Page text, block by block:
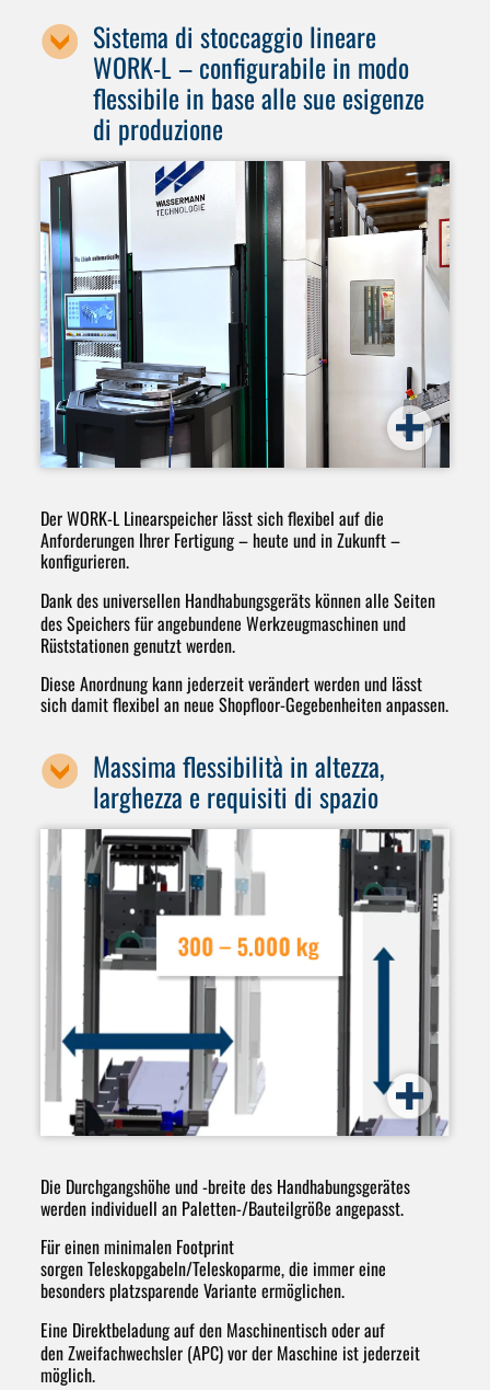
Sistema di stoccaggio lineare
WORK-L – configurabile in modo
flessibile in base alle sue esigenze
di produzione
DerWORK-L Linearspeicher lässt sich flexibel auf die
Anforderungen Ihrer Fertigung – heute und in Zukunft –
konfigurieren.
Dank des universellen Handhabungsgeräts könnenalle Seiten
des Speichersfür angebundene Werkzeugmaschinen und
Rüststationen genutzt werden.
Diese Anordnung kann jederzeit verändert werden und lässt
sich damit flexibel an neue Shopfloor-Gegebenheiten anpassen.
Massima flessibilità in altezza,
larghezza e requisiti di spazio
Die Durchgangshöhe und -breite des Handhabungsgerätes
werden individuell an Paletten-/Bauteilgröße angepasst.
Für einen minimalen Footprint
sorgenTeleskopgabeln/Teleskoparme, die immer eine
besonders platzsparende Variante ermöglichen.
Eine Direktbeladung auf den Maschinentischoder auf
denZweifachwechsler (APC) vor der Maschine ist jederzeit
möglich.